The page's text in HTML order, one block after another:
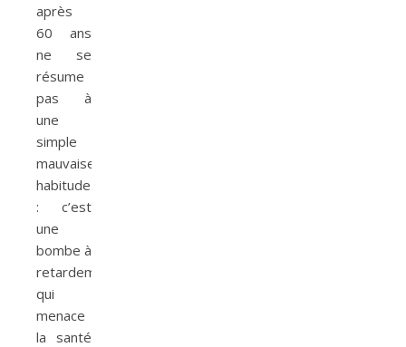
après
60 ans
ne se
résume
pas à
une
simple
mauvaise
habitude
: c’est
une
bombe à
retardement
qui
menace
la santé